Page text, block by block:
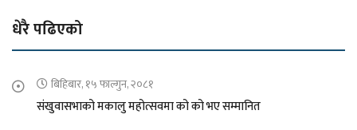
धेरै पढिएको
बिहिबार, १५ फाल्गुन, २०८१
संखुवासभाको मकालु महोत्सवमा को को भए सम्मानित